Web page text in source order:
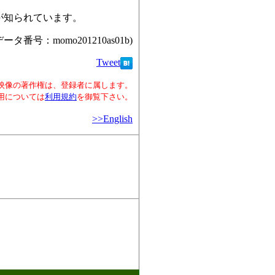
られています。
ータ番号：momo201210as01b)
Tweet
像の著作権は、登録者に属します。
については利用規約を御覧下さい。
>>English